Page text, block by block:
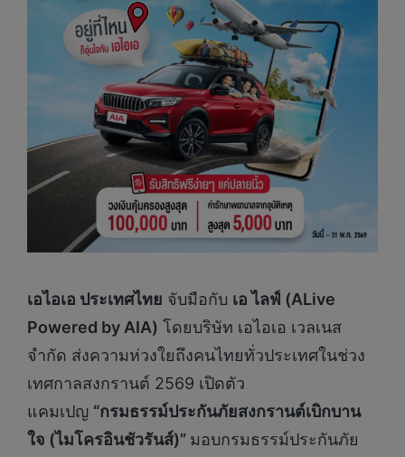
เอไอเอ ประเทศไทย จับมือกับ เอ ไลฟ์ (ALive
Powered by AIA) โดยบริษัท เอไอเอ เวลเนส
จำกัด ส่งความห่วงใยถึงคนไทยทั่วประเทศในช่วง
เทศกาลสงกรานต์ 2569 เปิดตัว
แคมเปญ “กรมธรรม์ประกันภัยสงกรานต์เบิกบาน
ใจ (ไมโครอินชัวรันส์)” มอบกรมธรรม์ประกันภัย